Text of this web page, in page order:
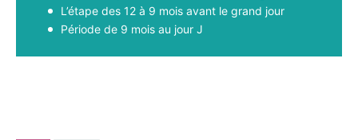
L’étape des 12 à 9 mois avant le grand jour
Période de 9 mois au jour J